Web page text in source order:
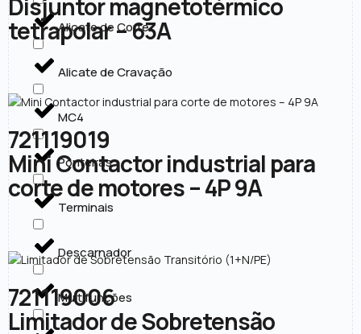
Alicate de Corte
Alicate de Cravação
MC4
Ponteiras
Terminais
Descarnador
Multifunções
tetrapolar – 63A
721119019
Mini Contactor industrial para
corte de motores – 4P 9A
721119006
Limitador de Sobretensão